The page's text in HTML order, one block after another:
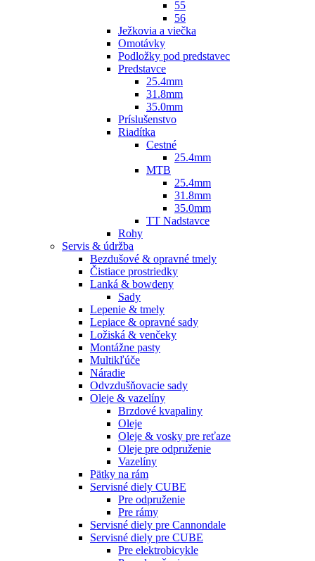
55
56
Ježkovia a viečka
Omotávky
Podložky pod predstavec
Predstavce
25.4mm
31.8mm
35.0mm
Príslušenstvo
Riadítka
Cestné
25.4mm
MTB
25.4mm
31.8mm
35.0mm
TT Nadstavce
Rohy
Servis & údržba
Bezdušové & opravné tmely
Čistiace prostriedky
Lanká & bowdeny
Sady
Lepenie & tmely
Lepiace & opravné sady
Ložiská & venčeky
Montážne pasty
Multikľúče
Náradie
Odvzdušňovacie sady
Oleje & vazelíny
Brzdové kvapaliny
Oleje
Oleje & vosky pre reťaze
Oleje pre odpruženie
Vazelíny
Pätky na rám
Servisné diely CUBE
Pre odpruženie
Pre rámy
Servisné diely pre Cannondale
Servisné diely pre CUBE
Pre elektrobicykle